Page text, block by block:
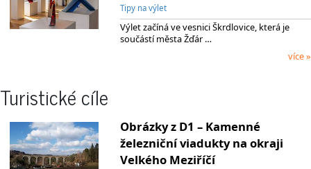
Tipy na výlet
Výlet začíná ve vesnici Škrdlovice, která je
součástí města Žďár …
více »
Turistické cíle
Obrázky z D1 – Kamenné
železniční viadukty na okraji
Velkého Meziříčí